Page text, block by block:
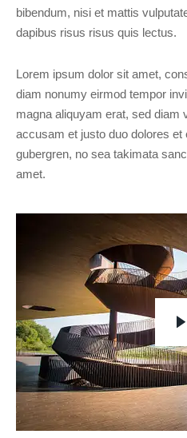
bibendum, nisi et mattis
dapibus risus risus quis lectus.
Lorem ipsum dolor sit amet,
diam nonumy eirmod tempor
magna aliquyam erat, sed diam
accusam et justo duo dolores
gubergren, no sea takimata
amet.